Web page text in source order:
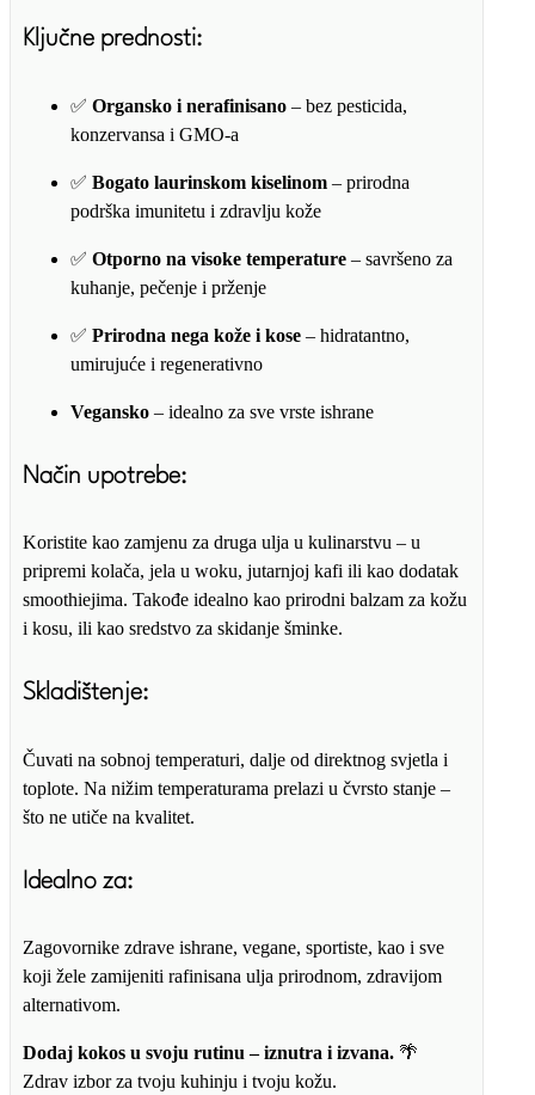
Ključne prednosti:
✅ Organsko i nerafinisano – bez pesticida,
konzervansa i GMO-a
✅ Bogato laurinskom kiselinom – prirodna
podrška imunitetu i zdravlju kože
✅ Otporno na visoke temperature – savršeno za
kuhanje, pečenje i prženje
✅ Prirodna nega kože i kose – hidratantno,
umirujuće i regenerativno
Vegansko – idealno za sve vrste ishrane
Način upotrebe:
Koristite kao zamjenu za druga ulja u kulinarstvu – u
pripremi kolača, jela u woku, jutarnjoj kafi ili kao dodatak
smoothiejima. Takođe idealno kao prirodni balzam za kožu
i kosu, ili kao sredstvo za skidanje šminke.
Skladištenje:
Čuvati na sobnoj temperaturi, dalje od direktnog svjetla i
toplote. Na nižim temperaturama prelazi u čvrsto stanje –
što ne utiče na kvalitet.
Idealno za:
Zagovornike zdrave ishrane, vegane, sportiste, kao i sve
koji žele zamijeniti rafinisana ulja prirodnom, zdravijom
alternativom.
Dodaj kokos u svoju rutinu – iznutra i izvana. 🌴
Zdrav izbor za tvoju kuhinju i tvoju kožu.